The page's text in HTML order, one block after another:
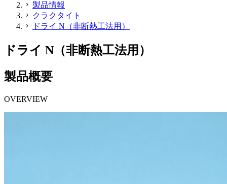
chevron_right 製品情報
chevron_right クラクタイト
chevron_right ドライ N（非断熱工法用）
ドライ N（非断熱工法用）
製品概要
OVERVIEW